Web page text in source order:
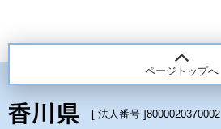
ページトップへ
[ 法人番号 ]8000020370002